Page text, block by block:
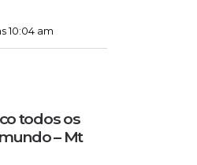
10:04 am
todos os
– Mt